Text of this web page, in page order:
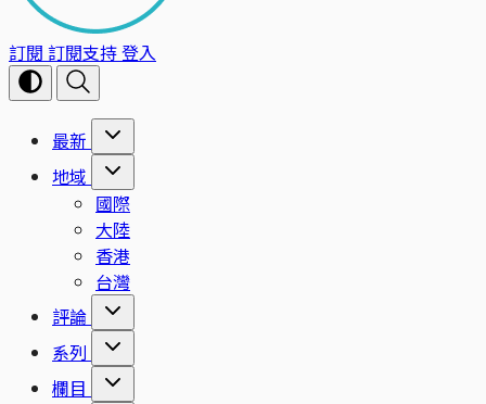
訂閱 訂閱支持登入
最新
地域
國際
大陸
香港
台灣
評論
系列
欄目